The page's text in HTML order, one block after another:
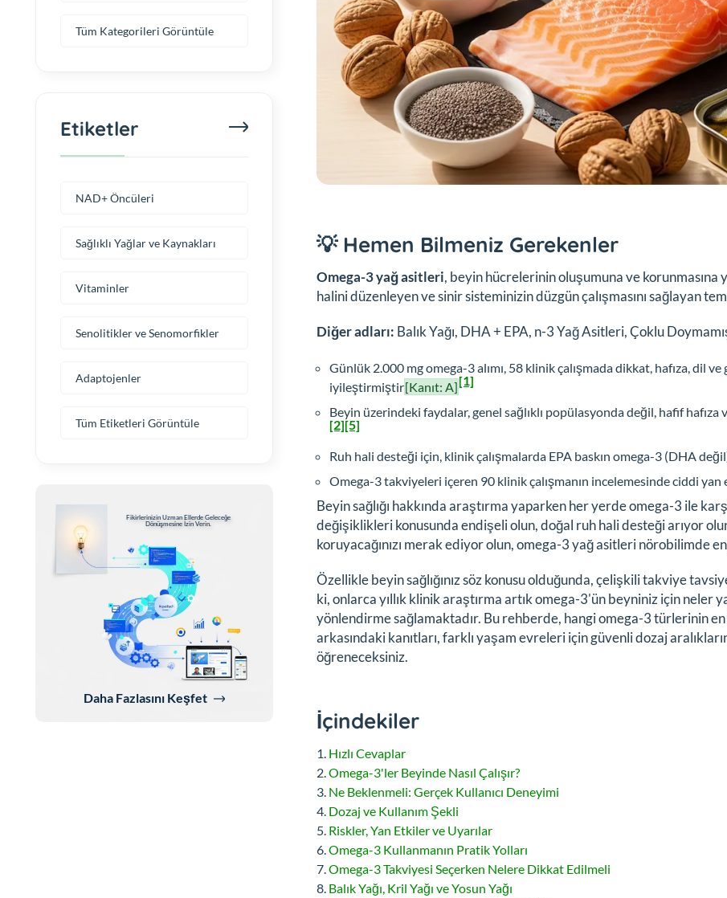
💡 Hemen Bilmeniz Gerekenler
Omega-3 yağ asitleri, beyin hücrelerinin oluşumuna ve korunmasına
halini düzenleyen ve sinir sisteminizin düzgün çalışmasını sağlayan
Diğer adları: Balık Yağı, DHA + EPA, n-3 Yağ Asitleri, Çoklu
Günlük 2.000 mg omega-3 alımı, 58 klinik çalışmada dikkat, hafıza, dil
iyileştirmiştir[Kanıt: A][1]
Beyin üzerindeki faydalar, genel sağlıklı popülasyonda değil, hafif
[2][5]
Ruh hali desteği için, klinik çalışmalarda EPA baskın omega-3 (DHA
Omega-3 takviyeleri içeren 90 klinik çalışmanın incelemesinde ciddi yan
Beyin sağlığı hakkında araştırma yaparken her yerde omega-3 ile
değişiklikleri konusunda endişeli olun, doğal ruh hali desteği arıyor
koruyacağınızı merak ediyor olun, omega-3 yağ asitleri nörobilimde
Özellikle beyin sağlığınız söz konusu olduğunda, çelişkili takviye
ki, onlarca yıllık klinik araştırma artık omega-3'ün beyniniz için neler
yönlendirme sağlamaktadır. Bu rehberde, hangi omega-3 türlerinin en
arkasındaki kanıtları, farklı yaşam evreleri için güvenli dozaj
öğreneceksiniz.
İçindekiler
Hızlı Cevaplar
Omega-3'ler Beyinde Nasıl Çalışır?
Ne Beklenmeli: Gerçek Kullanıcı Deneyimi
Dozaj ve Kullanım Şekli
Riskler, Yan Etkiler ve Uyarılar
Omega-3 Kullanmanın Pratik Yolları
Omega-3 Takviyesi Seçerken Nelere Dikkat Edilmeli
Balık Yağı, Kril Yağı ve Yosun Yağı
Tüm Kategorileri Görüntüle
Etiketler
NAD+ Öncüleri
Sağlıklı Yağlar ve Kaynakları
Vitaminler
Senolitikler ve Senomorfikler
Adaptojenler
Tüm Etiketleri Görüntüle
Fikirlerinizin Uzman Ellerde Geleceğe
Dönüşmesine İzin Verin.
Daha Fazlasını Keşfet